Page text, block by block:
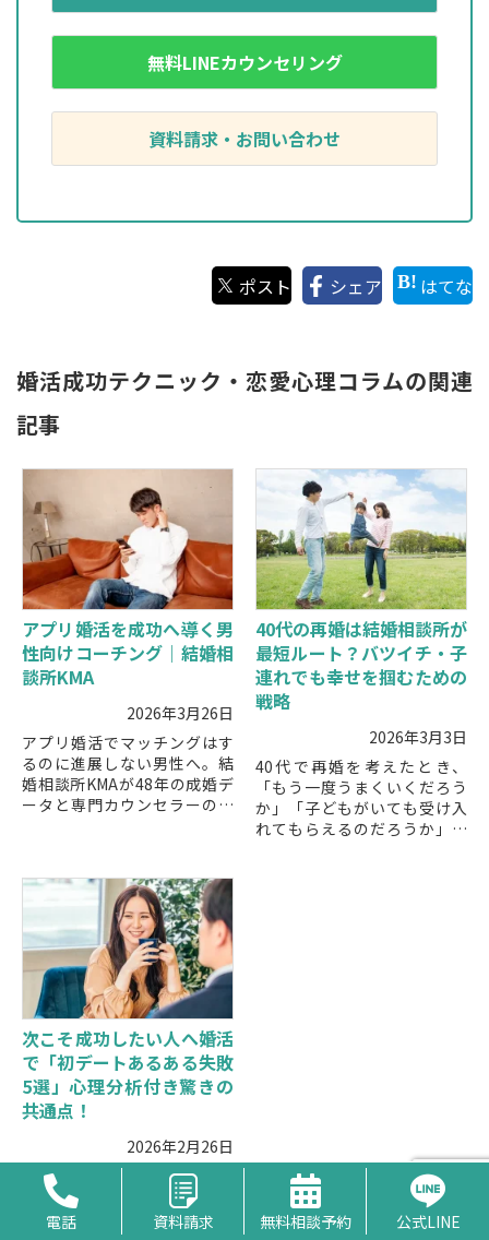
無料LINEカウンセリング
資料請求・お問い合わせ
ポスト シェア はてな
婚活成功テクニック・恋愛心理コラムの関連
記事
アプリ婚活を成功へ導く男
性向けコーチング｜結婚相
談所KMA
2026年3月26日
アプリ婚活でマッチングはす
るのに進展しない男性へ。結
婚相談所KMAが48年の成婚デ
ータと専門カウンセラーのノ
走。単発・半年・1年の3プラ
ンで最短の成果へ導きます。
40代の再婚は結婚相談所が
最短ルート？バツイチ・子
連れでも幸せを掴むための
戦略
2026年3月3日
40代で再婚を考えたとき、
「もう一度うまくいくだろう
か」「子どもがいても受け入
れてもらえるのだろうか」と
次こそ成功したい人へ婚活
で「初デートあるある失敗
5選」心理分析付き驚きの
共通点！
2026年2月26日
婚活を始めたものの、初デー
トのあとに「何がいけなかっ
たのだろう」と振り返った経
電話 資料請求 無料相談予約 公式LINE